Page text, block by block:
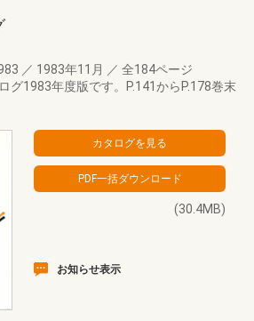
／ 1983年11月 ／ 全184ページ
グ1983年度版です。P.141からP.178巻末
(30.4MB)
お知らせ表示